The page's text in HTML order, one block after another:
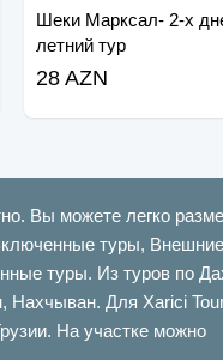
Шеки Марксал- 2-х
летний тур
28 AZN
Вы можете легко
туры,
туры. Из туров по
Для Xarici
На участке можно